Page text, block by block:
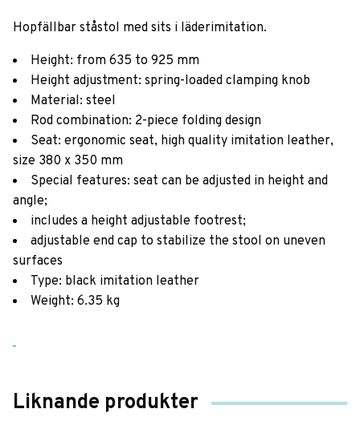
Hopfällbar ståstol med sits i läderimitation.
Height: from 635 to 925 mm
Height adjustment: spring-loaded clamping knob
Material: steel
Rod combination: 2-piece folding design
Seat: ergonomic seat, high quality imitation leather,
size 380 x 350 mm
Special features: seat can be adjusted in height and
angle;
includes a height adjustable footrest;
adjustable end cap to stabilize the stool on uneven
surfaces
Type: black imitation leather
Weight: 6.35 kg
Liknande produkter